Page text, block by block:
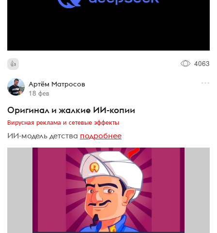
4063
Артём Матросов
18 фев
Оригинал и жалкие ИИ-копии
Вирусная реклама и сетевые эффекты
ИИ-модель детства подробнее